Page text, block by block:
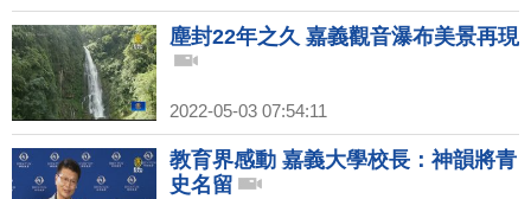
塵封22年之久 嘉義觀音瀑布美景再現
2022-05-03 07:54:11
教育界感動 嘉義大學校長：神韻將青
史名留